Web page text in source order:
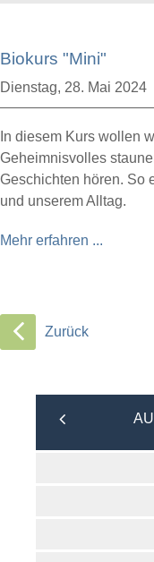
Biokurs "Mini"
Dienstag, 28. Mai 2024
In diesem Kurs wollen
Geheimnisvolles
Geschichten hören. So
und unserem Alltag.
Mehr erfahren ...
Zurück